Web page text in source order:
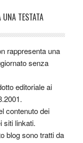
UNA TESTATA
rappresenta una
senza
editoriale ai
contenuto dei
siti linkati.
blog sono tratti da